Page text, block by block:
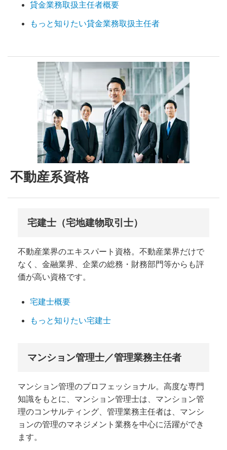
貸金業務取扱主任者概要
もっと知りたい貸金業務取扱主任者
不動産系資格
宅建士（宅地建物取引士）
不動産業界のエキスパート資格。不動産業界だけで
なく、金融業界、企業の総務・財務部門等からも評
価が高い資格です。
宅建士概要
もっと知りたい宅建士
マンション管理士／管理業務主任者
マンション管理のプロフェッショナル。高度な専門
知識をもとに、マンション管理士は、マンション管
理のコンサルティング、管理業務主任者は、マンシ
ョンの管理のマネジメント業務を中心に活躍ができ
ます。